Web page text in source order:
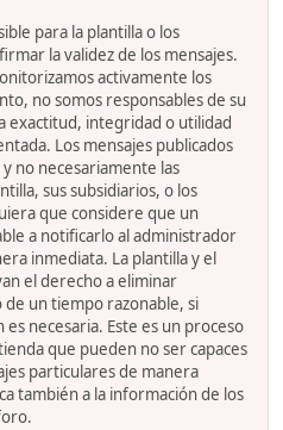
para la plantilla o los
la validez de los mensajes.
activamente los
no somos responsables de su
exactitud, integridad o utilidad
Los mensajes publicados
no necesariamente las
sus subsidiarios, o los
que considere que un
a notificarlo al administrador
inmediata. La plantilla y el
el derecho a eliminar
un tiempo razonable, si
necesaria. Este es un proceso
que pueden no ser capaces
particulares de manera
también a la información de los